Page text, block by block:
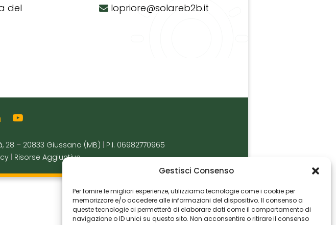
Gestisci Consenso
Per fornire le migliori esperienze, utilizziamo tecnologie come i cookie per
memorizzare e/o accedere alle informazioni del dispositivo. Il consenso a
queste tecnologie ci permetterà di elaborare dati come il comportamento di
navigazione o ID unici su questo sito. Non acconsentire o ritirare il consenso
del
lopriore@solareb2b.it
28 – 20833 Giussano (MB)
P.I. 06982770965
Risorse Aggiuntive